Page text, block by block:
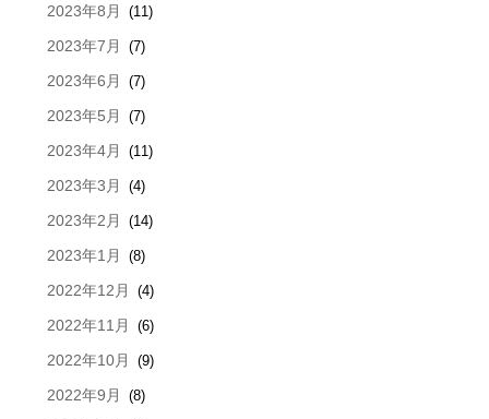
2023年8月 (11)
2023年7月 (7)
2023年6月 (7)
2023年5月 (7)
2023年4月 (11)
2023年3月 (4)
2023年2月 (14)
2023年1月 (8)
2022年12月 (4)
2022年11月 (6)
2022年10月 (9)
2022年9月 (8)